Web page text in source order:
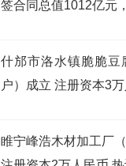
签合同总值1012亿元
什邡市洛水镇脆脆豆
户）成立 注册资本3
睢宁峰浩木材加工厂